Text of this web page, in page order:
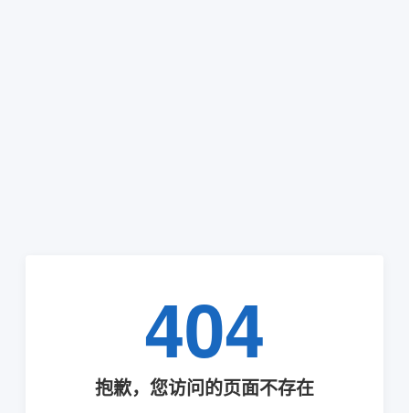
404
抱歉，您访问的页面不存在